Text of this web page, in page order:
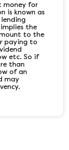
money for
is known as
the
to the
paying to
etc. So if
than
of an
may